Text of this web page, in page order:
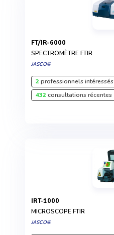
FT/IR-6000
SPECTROMÈTRE FTIR
JASCO®
2professionnels intéressés
432consultations récentes
IRT-1000
MICROSCOPE FTIR
JASCO®